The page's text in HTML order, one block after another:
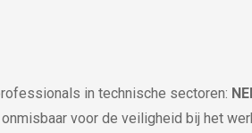
in technische sectoren:
voor de veiligheid bij het